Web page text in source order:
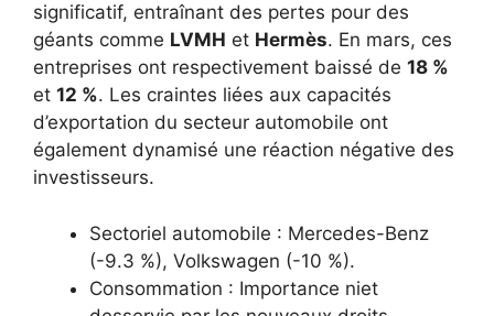
significatif, entraînant des pertes pour des
géants comme LVMH et Hermès. En mars, ces
entreprises ont respectivement baissé de 18 %
et 12 %. Les craintes liées aux capacités
d’exportation du secteur automobile ont
également dynamisé une réaction négative des
investisseurs.
Sectoriel automobile : Mercedes-Benz
(-9.3 %), Volkswagen (-10 %).
Consommation : Importance niet